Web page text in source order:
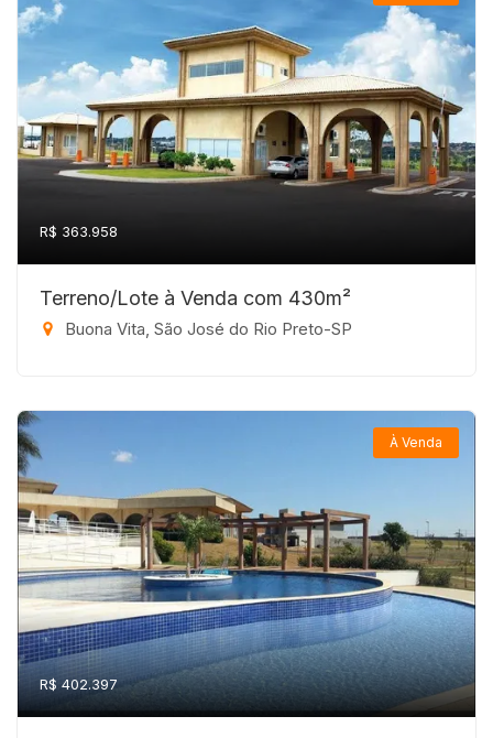
R$ 363.958
Terreno/Lote à Venda com 430m²
Buona Vita, São José do Rio Preto-SP
À Venda
R$ 402.397